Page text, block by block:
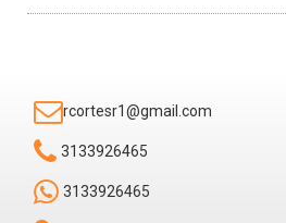
rcortesr1@gmail.com
3133926465
3133926465